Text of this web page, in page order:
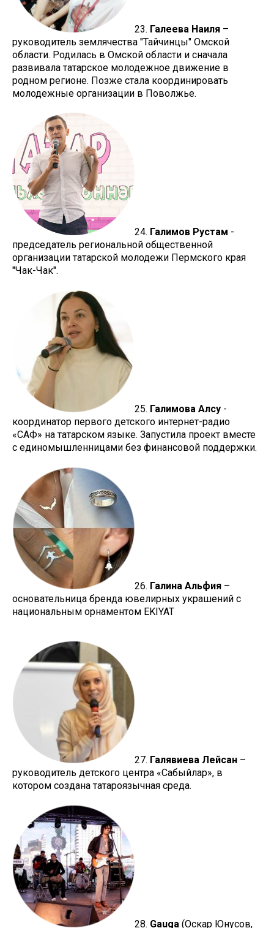
23. Галеева Наиля –
руководитель землячества "Тайчинцы" Омской
области. Родилась в Омской области и сначала
развивала татарское молодежное движение в
родном регионе. Позже стала координировать
молодежные организации в Поволжье.
24. Галимов Рустам -
председатель региональной общественной
организации татарской молодежи Пермского края
"Чак-Чак".
25. Галимова Алсу -
координатор первого детского интернет-радио
«САФ» на татарском языке. Запустила проект вместе
с единомышленницами без финансовой поддержки.
26. Галина Альфия –
основательница бренда ювелирных украшений с
национальным орнаментом EKIYAT
27. Галявиева Лейсан –
руководитель детского центра «Сабыйлар», в
котором создана татароязычная среда.
28. Gauga (Оскар Юнусов,